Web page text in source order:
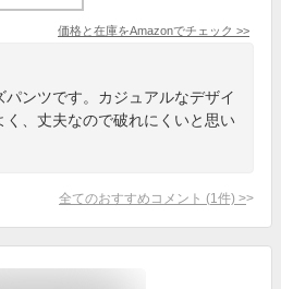
価格と在庫をAmazonでチェック >>
ンツです。カジュアルなデザイ
く、丈夫なので破れにくいと思い
全てのおすすめコメント (1 件) >